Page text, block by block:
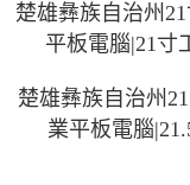
楚雄彝族自治州
平板電腦|21寸
楚雄彝族自治州
業平板電腦